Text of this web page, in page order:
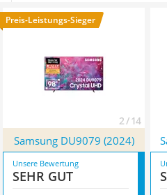
hat uns hier im August
Samsung The Frame Pro 4K
Preis-Leistungs-Sieger
2 / 14
Samsung DU9079 (2024)
Unsere Bewertung
SEHR GUT